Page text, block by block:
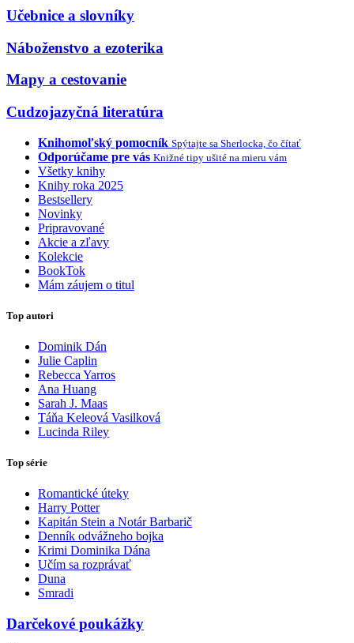
Učebnice a slovníky
Náboženstvo a ezoterika
Mapy a cestovanie
Cudzojazyčná literatúra
Knihomoľský pomocník Spýtajte sa Sherlocka, čo čítať
Odporúčame pre vás Knižné tipy ušité na mieru vám
Všetky knihy
Knihy roka 2025
Bestsellery
Novinky
Pripravované
Akcie a zľavy
Kolekcie
BookTok
Mám záujem o titul
Top autori
Dominik Dán
Julie Caplin
Rebecca Yarros
Ana Huang
Sarah J. Maas
Táňa Keleová Vasilková
Lucinda Riley
Top série
Romantické úteky
Harry Potter
Kapitán Stein a Notár Barbarič
Denník odvážneho bojka
Krimi Dominika Dána
Učím sa rozprávať
Duna
Smradi
Darčekové poukážky